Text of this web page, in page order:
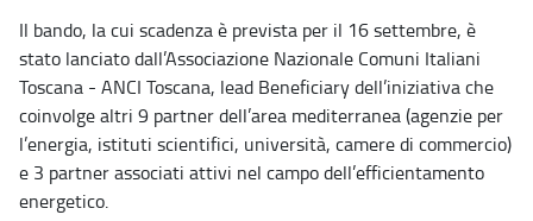
Il bando, la cui scadenza è prevista per il 16 settembre, è
stato lanciato dall’Associazione Nazionale Comuni Italiani
Toscana - ANCI Toscana, lead Beneficiary dell’iniziativa che
coinvolge altri 9 partner dell’area mediterranea (agenzie per
l’energia, istituti scientifici, università, camere di commercio)
e 3 partner associati attivi nel campo dell’efficientamento
energetico.